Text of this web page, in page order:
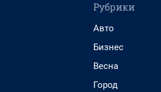
Рубрики
Авто
Бизнес
Весна
Город